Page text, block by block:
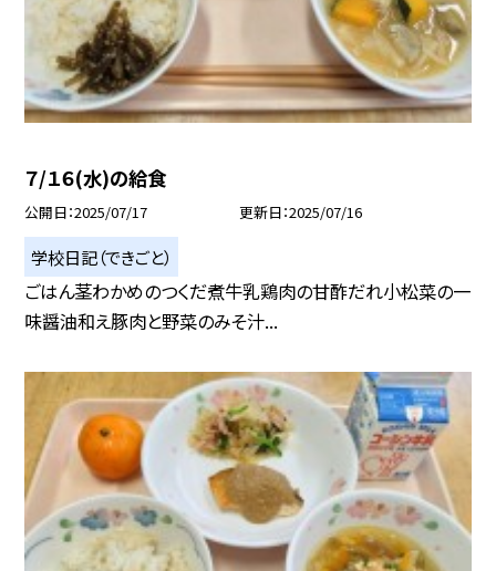
７/１６(水)の給食
公開日 2025/07/17 更新日 2025/07/16
学校日記（できごと）
ごはん茎わかめのつくだ煮牛乳鶏肉の甘酢だれ小松菜の一
味醤油和え豚肉と野菜のみそ汁...